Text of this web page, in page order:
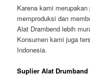
Karena kami
memproduksi dan
Alat Drambend lebih
Konsumen kami juga
Indonesia.
Suplier Alat